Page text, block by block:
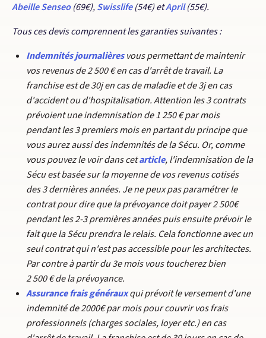
Abeille Senseo(69€),Swisslife(54€) etApril(55€).
Tous ces devis comprennent les garanties suivantes :
Indemnités journalièresvous permettant de maintenir
vos revenus de 2 500 € en cas d'arrêt de travail. La
franchise est de 30j en cas de maladie et de 3j en cas
d'accident ou d'hospitalisation. Attention les 3 contrats
prévoient une indemnisation de 1 250 € par mois
pendant les 3 premiers mois en partant du principe que
vous aurez aussi des indemnités de la Sécu. Or, comme
vous pouvez le voir dans cetarticle, l'indemnisation de la
Sécu est basée sur la moyenne de vos revenus cotisés
des 3 dernières années. Je ne peux pas paramétrer le
contrat pour dire que la prévoyance doit payer 2 500€
pendant les 2-3 premières années puis ensuite prévoir le
fait que la Sécu prendra le relais. Cela fonctionne avec un
seul contrat qui n'est pas accessible pour les architectes.
Par contre à partir du 3e mois vous toucherez bien
2 500 € de la prévoyance.
Assurance frais générauxqui prévoit le versement d'une
indemnité de 2000€ par mois pour couvrir vos frais
professionnels (charges sociales, loyer etc.) en cas